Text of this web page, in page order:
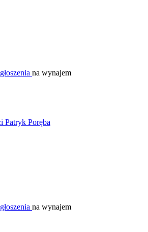
na wynajem
na wynajem